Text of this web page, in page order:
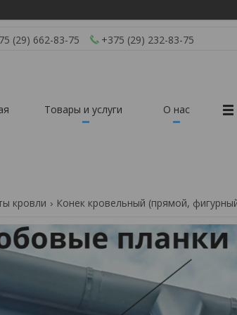
(29) 662-83-75 +375 (29) 232-83-75
Товары и услуги О нас
кровли Конек кровельный (прямой,